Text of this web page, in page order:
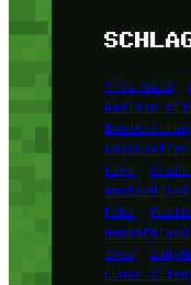
7 vs Wild
Badlion
CastCrafter
Clym
Deutschland
Fabo
HandOfBlood
Java
Lunar